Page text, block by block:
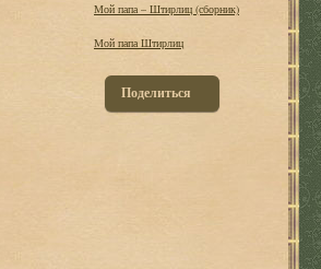
Мой папа – Штирлиц (сборник)
Мой папа Штирлиц
Поделиться